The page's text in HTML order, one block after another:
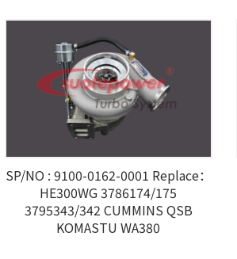
SP/NO : 9100-0162-0001 Replace：
HE300WG 3786174/175
3795343/342 CUMMINS QSB
KOMASTU WA380